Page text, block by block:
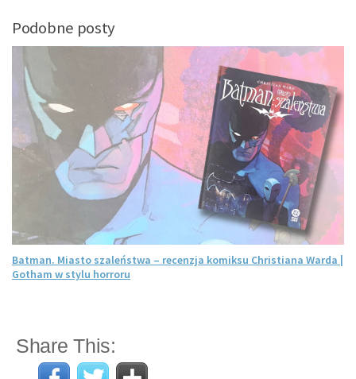
Podobne posty
Batman. Miasto szaleństwa – recenzja komiksu Christiana Warda |
Gotham w stylu horroru
Share This: